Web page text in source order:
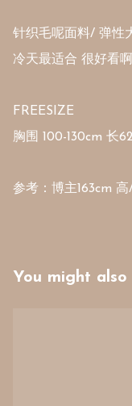
针织毛呢面料/ 弹性
冷天最适合 很好看
FREESIZE
胸围 100-130cm 长
参考：博主163cm 高
You might also